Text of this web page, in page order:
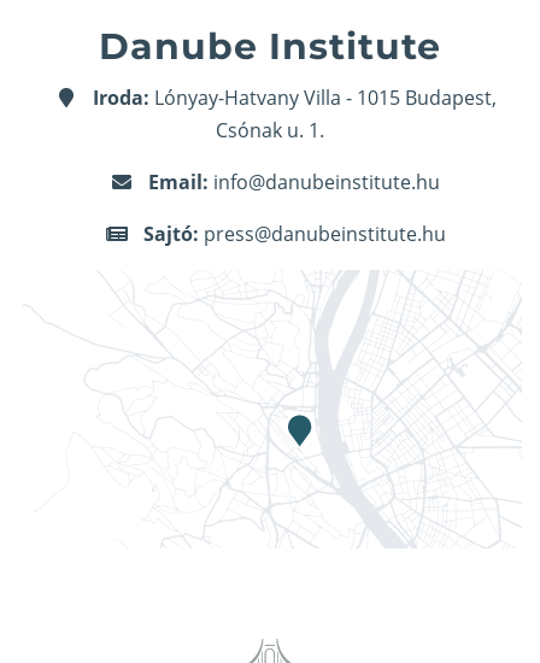
Danube Institute
Iroda: Lónyay-Hatvany Villa - 1015 Budapest,
Csónak u. 1.
Email: info@danubeinstitute.hu
Sajtó: press@danubeinstitute.hu